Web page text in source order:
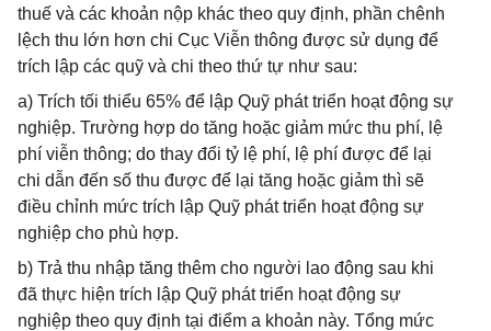
thuế và các khoản nộp khác theo quy định, phần chênh
lệch thu lớn hơn chi Cục Viễn thông được sử dụng để
trích lập các quỹ và chi theo thứ tự như sau:
a) Trích tối thiểu 65% để lập Quỹ phát triển hoạt động sự
nghiệp. Trường hợp do tăng hoặc giảm mức thu phí, lệ
phí viễn thông; do thay đổi tỷ lệ phí, lệ phí được để lại
chi dẫn đến số thu được để lại tăng hoặc giảm thì sẽ
điều chỉnh mức trích lập Quỹ phát triển hoạt động sự
nghiệp cho phù hợp.
b) Trả thu nhập tăng thêm cho người lao động sau khi
đã thực hiện trích lập Quỹ phát triển hoạt động sự
nghiệp theo quy định tại điểm a khoản này. Tổng mức